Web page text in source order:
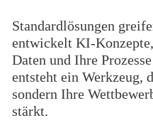
Standardlösungen
entwickelt KI-
Daten und Ihre
entsteht ein Werkzeug,
sondern Ihre
stärkt.